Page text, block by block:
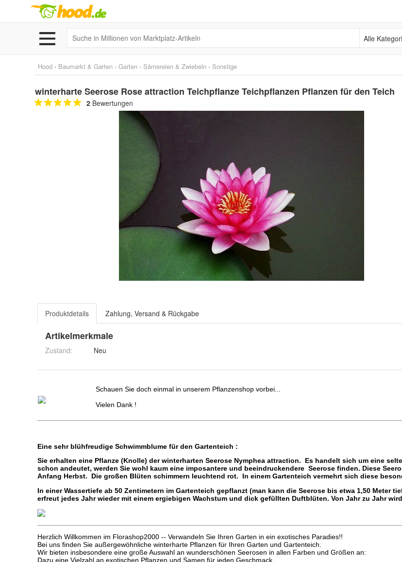
Alle Kategorien
Hood › Baumarkt & Garten › Garten › Sämereien & Zwiebeln › Sonstige
winterharte Seerose Rose attraction Teichpflanze Teichpflanzen Pflanzen für den Teich
2 Bewertungen
Produktdetails Zahlung, Versand & Rückgabe
Artikelmerkmale
Zustand: Neu